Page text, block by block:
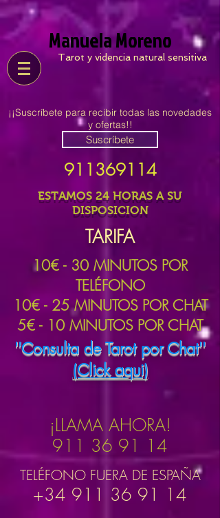
Manuela Moreno
Tarot y videncia natural sensitiva
¡¡Suscríbete para recibir todas las novedades
y ofertas!!
Suscríbete
911369114
ESTAMOS 24 HORAS A SU
DISPOSICION
TARIFA
10€ - 30 MINUTOS POR
TELÉFONO
10€ - 25 MINUTOS POR CHAT
5€ - 10 MINUTOS POR CHAT
''Consulta de Tarot por Chat''
(Click aqui)
¡LLAMA AHORA!
911 36 91 14
TELÉFONO FUERA DE ESPAÑA
+34 911 36 91 14